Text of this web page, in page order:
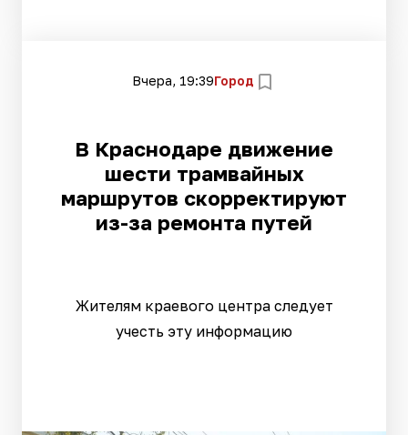
Вчера, 19:39Город
В Краснодаре движение
шести трамвайных
маршрутов скорректируют
из-за ремонта путей
Жителям краевого центра следует
учесть эту информацию